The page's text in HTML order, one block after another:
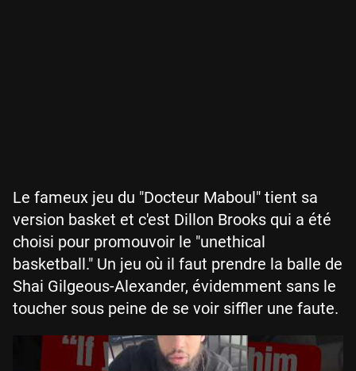
Le fameux jeu du "Docteur Maboul" tient sa
version basket et c'est Dillon Brooks qui a été
choisi pour promouvoir le "unethical
basketball." Un jeu où il faut prendre la balle de
Shai Gilgeous-Alexander, évidemment sans le
toucher sous peine de se voir siffler une faute.